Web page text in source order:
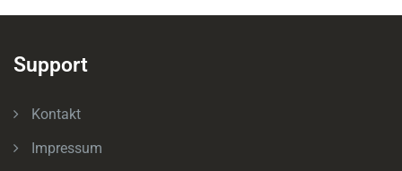
Support
Kontakt
Impressum